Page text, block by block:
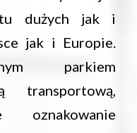
dużych jak i
jak i Europie.
parkiem
transportową,
oznakowanie